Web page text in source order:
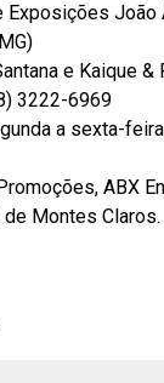
Exposições João
e Kaique &
3222-6969
a sexta-
ABX
Montes Claros.